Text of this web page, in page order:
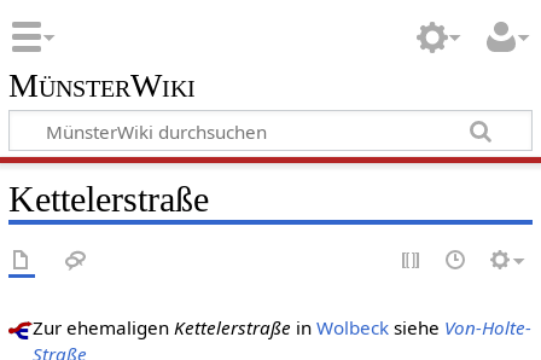
MünsterWiki
Kettelerstraße
Zur ehemaligen Kettelerstraße in Wolbecksiehe Von-Holte-
Straße